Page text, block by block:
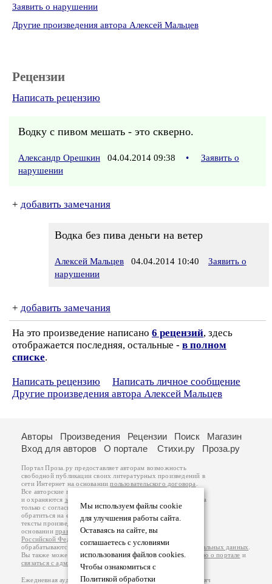
Заявить о нарушении
Другие произведения автора Алексей Мальцев
Рецензии
Написать рецензию
Водку с пивом мешать - это скверно.
Александр Орешкин 04.04.2014 09:38 •
Заявить о
нарушении
+ добавить замечания
Водка без пива деньги на ветер
Алексей Мальцев 04.04.2014 10:40
Заявить о
нарушении
+ добавить замечания
На это произведение написано 6 рецензий, здесь
отображается последняя, остальные - в полном
списке.
Написать рецензию
Написать личное сообщение
Другие произведения автора Алексей Мальцев
Мы используем файлы cookie
для улучшения работы сайта.
Оставаясь на сайте, вы
соглашаетесь с условиями
использования файлов cookies.
Чтобы ознакомиться с
Политикой обработки
Авторы Произведения Рецензии Поиск
Магазин
Вход для авторов
О портале Стихи.ру Проза.ру
Портал Проза.ру предоставляет авторам возможность
свободной публикации своих литературных произведений в
сети Интернет на основаниипользовательского договора
Все авторские права на произведения принадлежат авторам
и охраняются законом
. Перепечатка произведений возможна
только с согласия его автора, к которому вы можете
обратиться на его авторской странице. Ответственность за
тексты произведений авторы несут самостоятельно на
основанииправил публикацииизаконодательства
Российской Федерации
обрабатываются на основанииПолитики обработки персональных данных
Вы также можете посмотреть более подробнуюинформацию о портале и
связаться с администрацией
Ежедневная аудитория портала Проза.ру – порядка 100 тысяч